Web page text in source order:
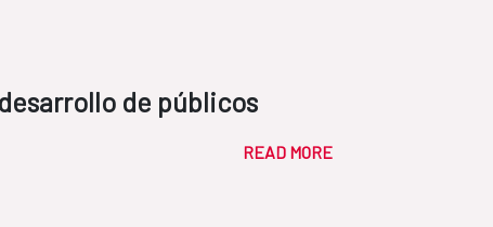
de públicos
READ MORE